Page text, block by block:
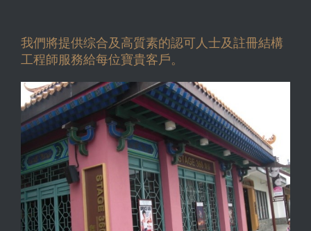
我們將提供综合及高質素的認可人士及註冊結構
工程師服務給每位寶貴客戶。